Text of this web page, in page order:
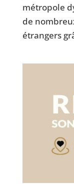
métropole
de
étrangers